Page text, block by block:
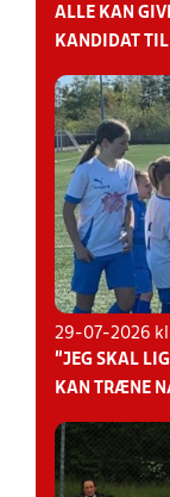
ALLE KAN
KANDIDAT TIL
29-07-2026
”JEG SKAL
KAN TRÆNE